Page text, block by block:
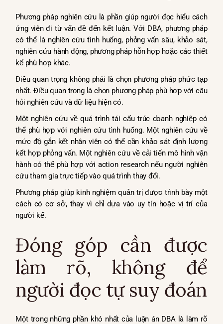
Phương pháp nghiên cứu là phần giúp người đọc hiểu cách
ứng viên đi từ vấn đề đến kết luận. Với DBA, phương pháp
có thể là nghiên cứu tình huống, phỏng vấn sâu, khảo sát,
nghiên cứu hành động, phương pháp hỗn hợp hoặc các thiết
kế phù hợp khác.
Điều quan trọng không phải là chọn phương pháp phức tạp
nhất. Điều quan trọng là chọn phương pháp phù hợp với câu
hỏi nghiên cứu và dữ liệu hiện có.
Một nghiên cứu về quá trình tái cấu trúc doanh nghiệp có
thể phù hợp với nghiên cứu tình huống. Một nghiên cứu về
mức độ gắn kết nhân viên có thể cần khảo sát định lượng
kết hợp phỏng vấn. Một nghiên cứu về cải tiến mô hình vận
hành có thể phù hợp với action research nếu người nghiên
cứu tham gia trực tiếp vào quá trình thay đổi.
Phương pháp giúp kinh nghiệm quản trị được trình bày một
cách có cơ sở, thay vì chỉ dựa vào uy tín hoặc vị trí của
người kể.
Đóng góp cần được
làm rõ, không để
người đọc tự suy đoán
Một trong những phần khó nhất của luận án DBA là làm rõ